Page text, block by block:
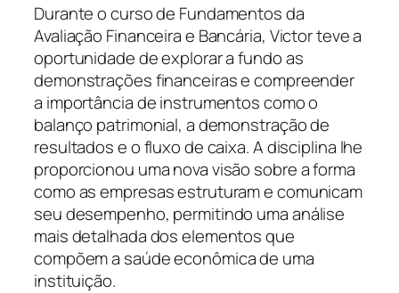
Durante o curso de Fundamentos da
Avaliação Financeira e Bancária, Victor teve a
oportunidade de explorar a fundo as
demonstrações financeiras e compreender
a importância de instrumentos como o
balanço patrimonial, a demonstração de
resultados e o fluxo de caixa. A disciplina lhe
proporcionou uma nova visão sobre a forma
como as empresas estruturam e comunicam
seu desempenho, permitindo uma análise
mais detalhada dos elementos que
compõem a saúde econômica de uma
instituição.